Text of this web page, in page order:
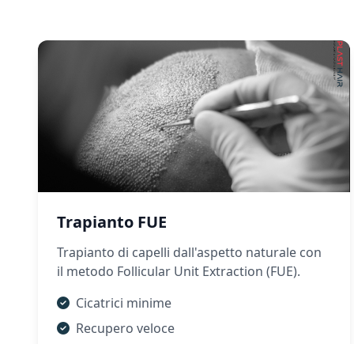
Trapianto FUE
Trapianto di capelli dall'aspetto naturale con
il metodo Follicular Unit Extraction (FUE).
Cicatrici minime
Recupero veloce